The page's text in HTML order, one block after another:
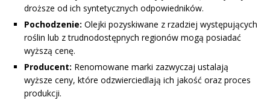
droższe od ich syntetycznych odpowiedników.
Pochodzenie: Olejki pozyskiwane z rzadziej występujących
roślin lub z trudnodostępnych regionów mogą posiadać
wyższą cenę.
Producent: Renomowane marki zazwyczaj ustalają
wyższe ceny, które odzwierciedlają ich jakość oraz proces
produkcji.